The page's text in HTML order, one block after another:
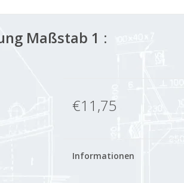
Maßstab 1 :
€11,75
Informationen